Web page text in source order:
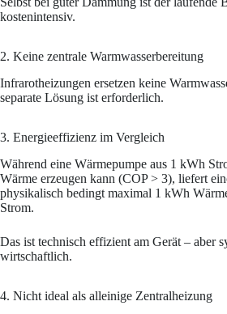
kostenintensiv.
2. Keine zentrale Warmwasserbereitung
Infrarotheizungen ersetzen keine
separate Lösung ist erforderlich.
3. Energieeffizienz im Vergleich
Während eine Wärmepumpe aus 1 kWh
Wärme erzeugen kann (COP > 3), liefert
physikalisch bedingt maximal 1 kWh
Strom.
Das ist technisch effizient am Gerät – aber
wirtschaftlich.
4. Nicht ideal als alleinige Zentralheizung